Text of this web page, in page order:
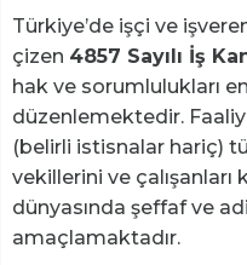
Türkiye’de işçi ve
çizen 4857 Sayılı İş
hak ve sorumlulukları
düzenlemektedir.
(belirli istisnalar hariç)
vekillerini ve çalışanları
dünyasında şeffaf ve
amaçlamaktadır.